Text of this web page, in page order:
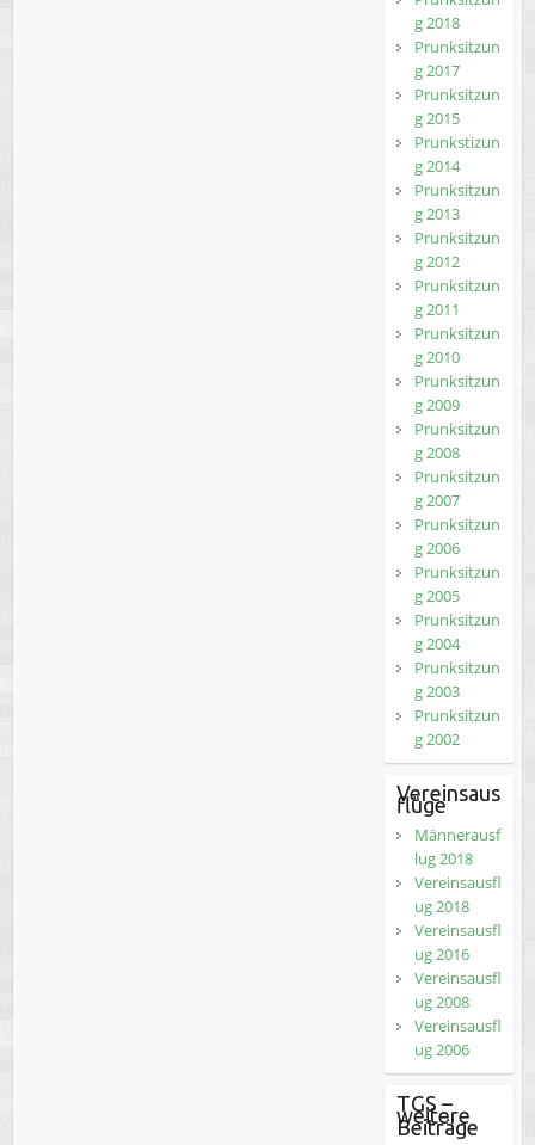
g 2018
Prunksitzun
g 2017
Prunksitzun
g 2015
Prunkstizun
g 2014
Prunksitzun
g 2013
Prunksitzun
g 2012
Prunksitzun
g 2011
Prunksitzun
g 2010
Prunksitzun
g 2009
Prunksitzun
g 2008
Prunksitzun
g 2007
Prunksitzun
g 2006
Prunksitzun
g 2005
Prunksitzun
g 2004
Prunksitzun
g 2003
Prunksitzun
g 2002
Vereinsaus
flüge
Männerausf
lug 2018
Vereinsausfl
ug 2018
Vereinsausfl
ug 2016
Vereinsausfl
ug 2008
Vereinsausfl
ug 2006
TGS –
weitere
Beiträge